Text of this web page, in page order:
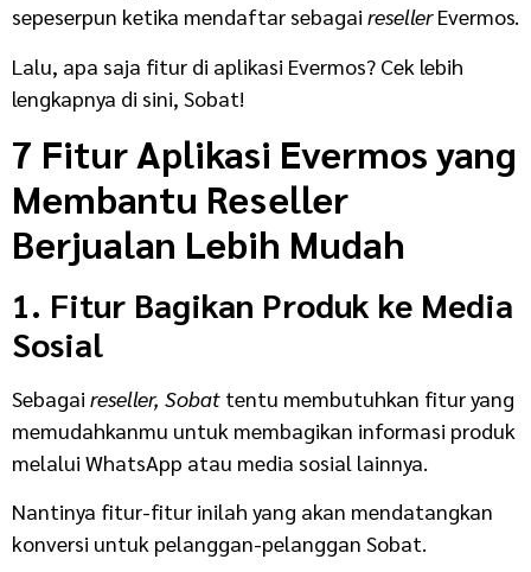
sepeserpun ketika mendaftar sebagai resellerEvermos.
Lalu, apa saja fitur di aplikasi Evermos? Cek lebih
lengkapnya di sini, Sobat!
7 Fitur Aplikasi Evermos yang
Membantu Reseller
Berjualan Lebih Mudah
1. Fitur Bagikan Produk ke Media
Sosial
Sebagai reseller, Sobat tentu membutuhkan fitur yang
memudahkanmu untuk membagikan informasi produk
melalui WhatsApp atau media sosial lainnya.
Nantinya fitur-fitur inilah yang akan mendatangkan
konversi untuk pelanggan-pelanggan Sobat.